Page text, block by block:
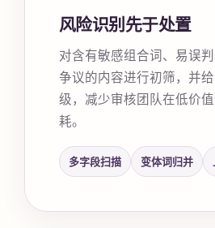
风险识别先于处置
对含有敏感组合词、易误
争议的内容进行初筛，并
级，减少审核团队在低价
耗。
多字段扫描 变体词归并